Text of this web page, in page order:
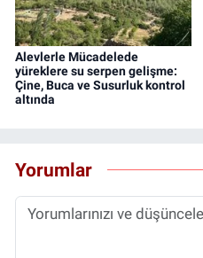
Alevlerle Mücadelede
yüreklere su serpen gelişme:
Çine, Buca ve Susurluk kontrol
altında
Yorumlar